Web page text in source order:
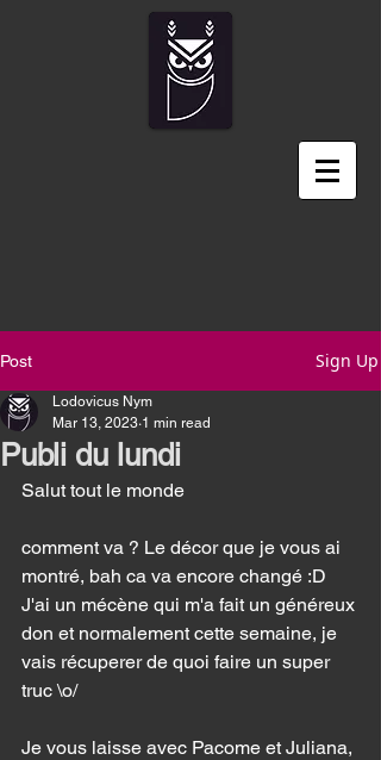
Post Sign Up
Publi du lundi
Lodovicus Nym
Mar 13, 2023 1 min read
Salut tout le monde
comment va ? Le décor que je vous ai
montré, bah ca va encore changé :D
J'ai un mécène qui m'a fait un généreux
don et normalement cette semaine, je
vais récuperer de quoi faire un super
truc \o/
Je vous laisse avec Pacome et Juliana,